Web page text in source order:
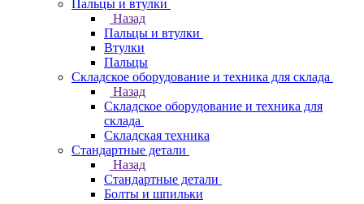
Пальцы и втулки
Назад
Пальцы и втулки
Втулки
Пальцы
Складское оборудование и техника для склада
Назад
Складское оборудование и техника для
склада
Складская техника
Стандартные детали
Назад
Стандартные детали
Болты и шпильки